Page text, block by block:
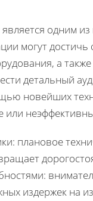
является одним
могут
а
детальный
новейших
плановое
издержек на